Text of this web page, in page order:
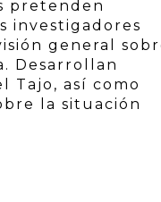
pretenden
investigadores
general
Desarrollan
Tajo, así como
la situación